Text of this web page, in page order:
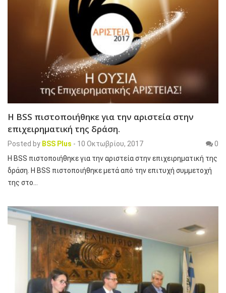
H BSS πιστοποιήθηκε για την αριστεία στην
επιχειρηματική της δράση.
Posted by BSS Plus - 10 Οκτωβρίου, 2017
0
H BSS πιστοποιήθηκε για την αριστεία στην επιχειρηματική της
δράση. Η BSS πιστοποιήθηκε μετά από την επιτυχή συμμετοχή
της στο…